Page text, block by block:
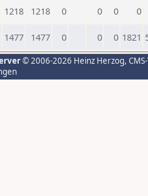
1218 1218 0 0 0 0
1477 1477 0 0 0 1821
© 2006-2026 Heinz Herzog,